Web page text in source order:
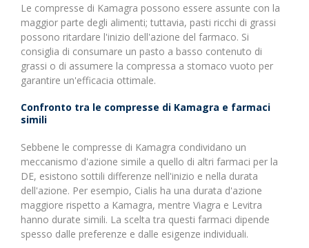
Le compresse di Kamagra possono essere assunte con la
maggior parte degli alimenti; tuttavia, pasti ricchi di grassi
possono ritardare l'inizio dell'azione del farmaco. Si
consiglia di consumare un pasto a basso contenuto di
grassi o di assumere la compressa a stomaco vuoto per
garantire un'efficacia ottimale.
Confronto tra le compresse di Kamagra e farmaci
simili
Sebbene le compresse di Kamagra condividano un
meccanismo d'azione simile a quello di altri farmaci per la
DE, esistono sottili differenze nell'inizio e nella durata
dell'azione. Per esempio, Cialis ha una durata d'azione
maggiore rispetto a Kamagra, mentre Viagra e Levitra
hanno durate simili. La scelta tra questi farmaci dipende
spesso dalle preferenze e dalle esigenze individuali.